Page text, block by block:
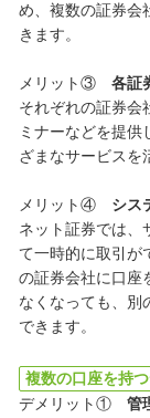
め、複数の証券会
きます。
メリット③ 各証
それぞれの証券会
ミナーなどを提供
ざまなサービスを
メリット④ シス
ネット証券では、
て一時的に取引が
の証券会社に口座
なくなっても、別
できます。
複数の口座を持
デメリット① 管